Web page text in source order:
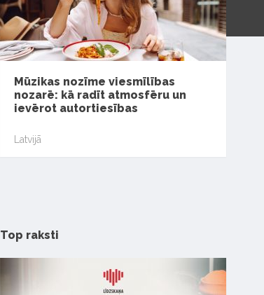
Mūzikas nozīme viesmīlības
nozarē: kā radīt atmosfēru un
ievērot autortiesības
Latvijā
Top raksti